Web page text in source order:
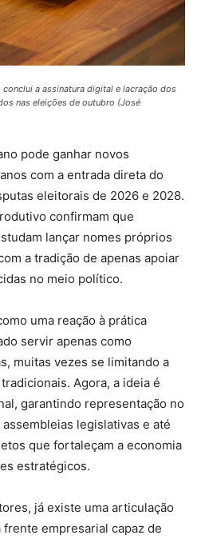
a assinatura digital e lacração dos
nas eleições de outubro (José
pode ganhar novos
com a entrada direta do
eleitorais de 2026 e 2028.
confirmam que
lançar nomes próprios
a tradição de apenas apoiar
no meio político.
uma reação à prática
servir apenas como
muitas vezes se limitando a
Agora, a ideia é
garantindo representação no
legislativas e até
que fortaleçam a economia
estratégicos.
já existe uma articulação
empresarial capaz de